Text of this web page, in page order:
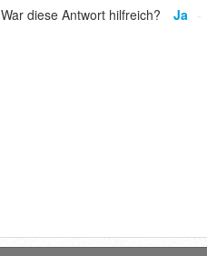
War diese Antwort hilfreich? Ja